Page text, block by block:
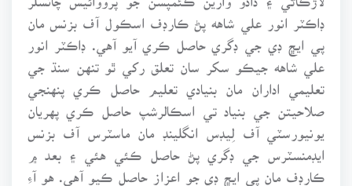
ڊاڪٽر انور علي شاهه پڻ ڪارڊف اسڪول آف بزنس مان
پي ايڇ ڊي جي ڊگري حاصل ڪري آيو آهي. ڊاڪٽر انور
علي شاهه جيڪو سکر سان تعلق رکي ٿو تنهن سنڌ جي
تعليمي اداران مان بنيادي تعليم حاصل ڪري پنهنجي
صلاحيتن جي بنياد تي اسڪالرشپ حاصل ڪري پهريان
يونيورسٽي آف لِيڊس انگلينڊ مان ماسٽرس آف بزنس
ايڊمنسٽرس جي ڊگري پڻ حاصل ڪئي هئي ۽ بعد ۾
ڪارڊف مان پي ايڇ ڊي جو اعزاز حاصل ڪيو آهي. هو آءِ